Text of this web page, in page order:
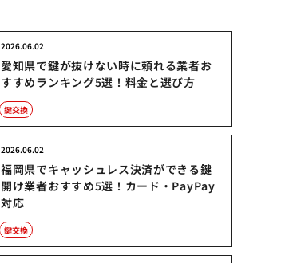
愛知県で鍵が抜けない時に頼れる業者お
すすめランキング5選！料金と選び方
2026.06.02
鍵交換
福岡県でキャッシュレス決済ができる鍵
開け業者おすすめ5選！カード・PayPay
対応
2026.06.02
鍵交換